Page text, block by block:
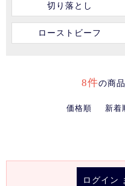
切り落とし
ローストビーフ
8件の商
価格順 新着
ログイン